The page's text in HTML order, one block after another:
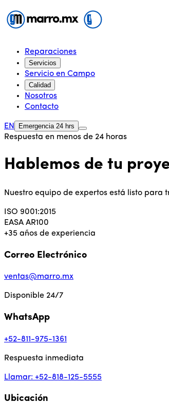
Reparaciones
Servicios
Servicio en Campo
Calidad
Nosotros
Contacto
EN Emergencia 24 hrs
Respuesta en menos de 24 horas
Hablemos de tu
Nuestro equipo de expertos está listo para
ISO 9001:2015
EASA AR100
+35 años de experiencia
Correo Electrónico
ventas@marro.mx
Disponible 24/7
WhatsApp
+52-811-975-1361
Respuesta inmediata
Llamar: +52-818-125-5555
Ubicación